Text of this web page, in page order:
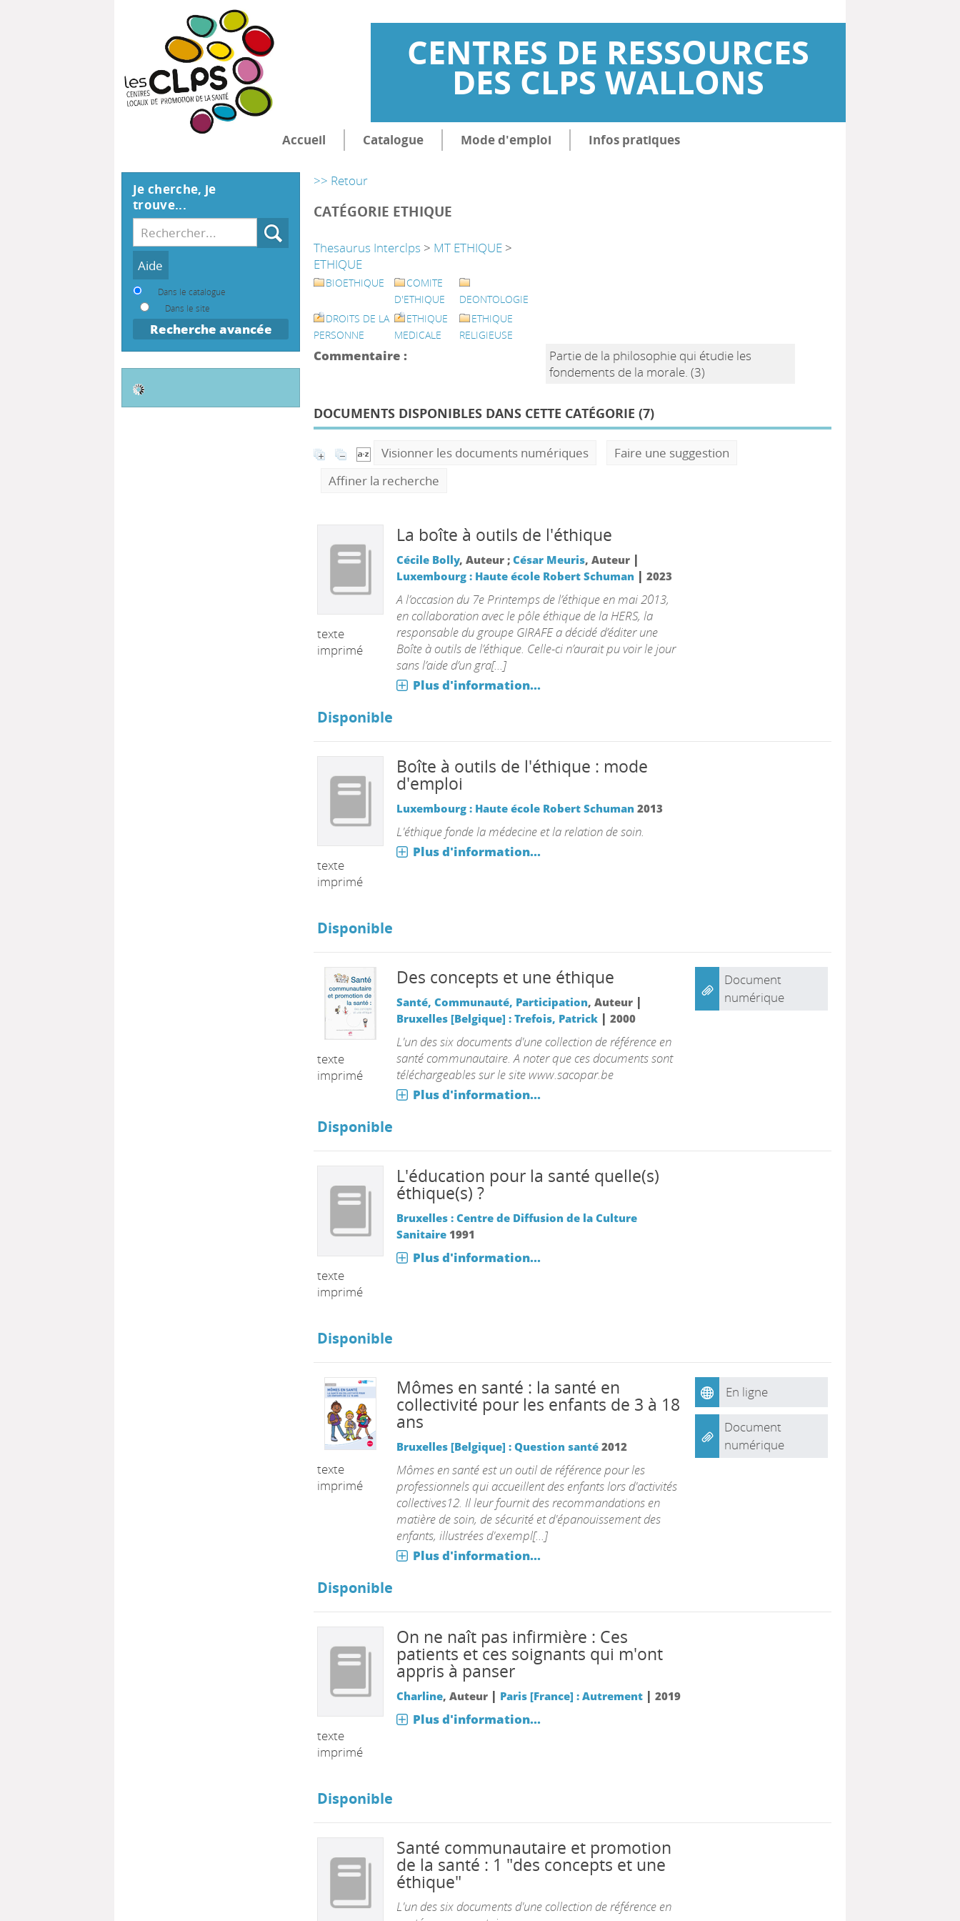
CENTRES DE RESSOURCES
DES CLPS WALLONS
Accueil Catalogue Mode d'emploi Infos pratiques
>> Retour
CATÉGORIE ETHIQUE
Thesaurus Interclps > MT ETHIQUE >
ETHIQUE
BIOETHIQUE
COMITE
D'ETHIQUE
DEONTOLOGIE
DROITS DE LA
PERSONNE
ETHIQUE
MEDICALE
ETHIQUE
RELIGIEUSE
Commentaire :
Partie de la philosophie qui étudie les
fondements de la morale. (3)
DOCUMENTS DISPONIBLES DANS CETTE CATÉGORIE (7)
Visionner les documents numériques
Faire une suggestion
Affiner la recherche
texte
imprimé
La boîte à outils de l'éthique
Cécile Bolly, Auteur ; César Meuris, Auteur |
Luxembourg : Haute école Robert Schuman | 2023
A l’occasion du 7e Printemps de l’éthique en mai 2013,
en collaboration avec le pôle éthique de la HERS, la
responsable du groupe GIRAFE a décidé d’éditer une
Boîte à outils de l’éthique. Celle-ci n’aurait pu voir le jour
sans l’aide d’un gra[...]
Plus d'information...
Disponible
texte
imprimé
Boîte à outils de l'éthique : mode
d'emploi
Luxembourg : Haute école Robert Schuman 2013
L'éthique fonde la médecine et la relation de soin.
Plus d'information...
Disponible
texte
imprimé
Des concepts et une éthique
Santé, Communauté, Participation, Auteur |
Bruxelles [Belgique] : Trefois, Patrick| 2000
L'un des six documents d'une collection de référence en
santé communautaire. A noter que ces documents sont
téléchargeables sur le site www.sacopar.be
Plus d'information...
Document
numérique
Disponible
texte
imprimé
L'éducation pour la santé quelle(s)
éthique(s) ?
Bruxelles : Centre de Diffusion de la Culture
Sanitaire 1991
Plus d'information...
Disponible
texte
imprimé
Mômes en santé : la santé en
collectivité pour les enfants de 3 à 18
ans
Bruxelles [Belgique] : Question santé 2012
Mômes en santé est un outil de référence pour les
professionnels qui accueillent des enfants lors d'activités
collectives12. Il leur fournit des recommandations en
matière de soin, de sécurité et d'épanouissement des
enfants, illustrées d'exempl[...]
Plus d'information...
En ligne
Document
numérique
Disponible
texte
imprimé
On ne naît pas infirmière : Ces
patients et ces soignants qui m'ont
appris à panser
Charline, Auteur | Paris [France] : Autrement| 2019
Plus d'information...
Disponible
Santé communautaire et promotion
de la santé : 1 "des concepts et une
éthique"
L'un des six documents d'une collection de référence en
Je cherche, je
trouve...
Recherche
Dans le catalogue
Dans le site
Recherche avancée